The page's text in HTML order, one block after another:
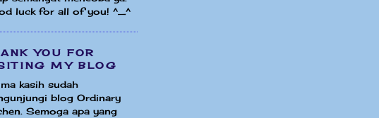
luck for all of you! ^_^
YOU FOR
MY BLOG
kasih sudah
blog Ordinary
Semoga apa yang